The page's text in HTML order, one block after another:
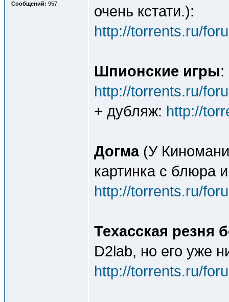
Сообщений: 957
очень кстати.):
http://torrents.ru/
Шпионские игры:
http://torrents.ru/
+ дубляж: http://
Догма (У
картинка с блюра
http://torrents.ru/
Техасская резня
D2lab, но его уже
http://torrents.ru/